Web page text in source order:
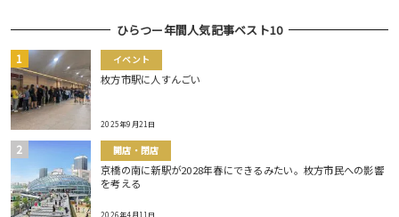
ひらつー年間人気記事ベスト10
イベント
枚方市駅に人すんごい
2025年9月21日
開店・閉店
京橋の南に新駅が2028年春にできるみたい。枚方市民への影響
を考える
2026年4月11日